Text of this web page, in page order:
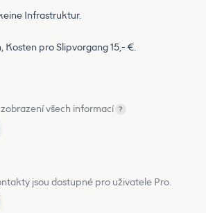
Infrastruktur.
Kosten pro Slipvorgang 15,- €.
všech informací ?
jsou dostupné pro uživatele Pro.